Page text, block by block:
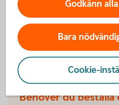
Behöver du
Godkänn
Bara
Cookie-